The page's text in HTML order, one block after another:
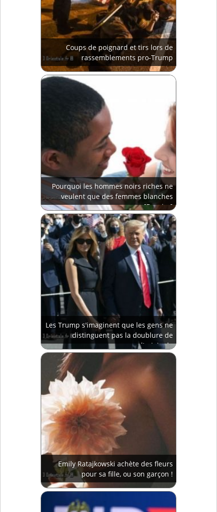
Coups de poignard et tirs lors de
rassemblements pro-Trump
Pourquoi les hommes noirs riches ne
veulent que des femmes blanches
[Dossier]
Les Trump s'imaginent que les gens ne
distinguent pas la doublure de
l'originale
Emily Ratajkowski achète des fleurs
pour sa fille, ou son garçon !